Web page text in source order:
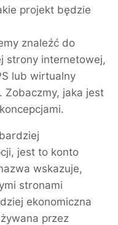
projekt będzie
znaleźć do
strony internetowej,
lub wirtualny
Zobaczmy, jaka jest
jest to konto
wskazuje,
stronami
ekonomiczna
przez